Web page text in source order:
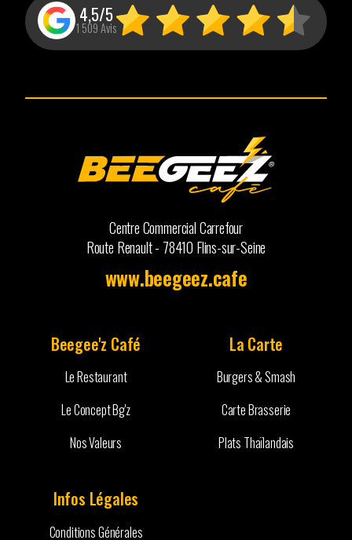
4,5/5
1 509 Avis
Centre Commercial Carrefour
Route Renault - 78410 Flins-sur-Seine
www.beegeez.cafe
Beegee'z Café
Le Restaurant
Le Concept Bg'z
Nos Valeurs
La Carte
Burgers & Smash
Carte Brasserie
Plats Thaïlandais
Infos Légales
Conditions Générales